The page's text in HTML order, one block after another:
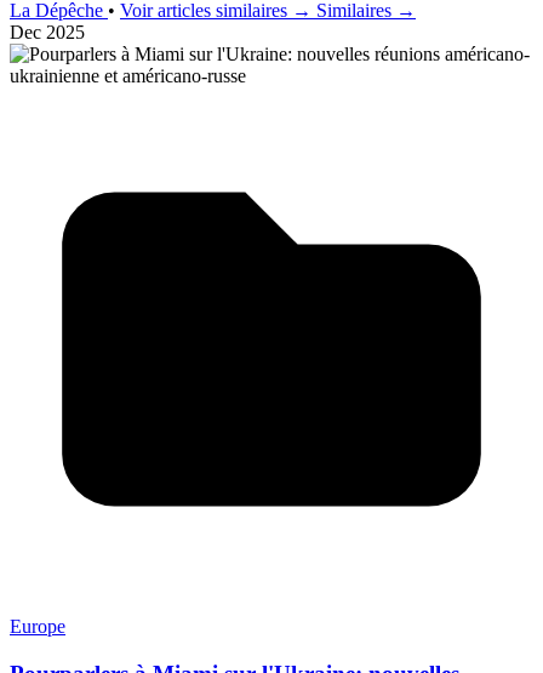
La Dépêche • Voir articles similaires → Similaires →
Dec 2025
Europe